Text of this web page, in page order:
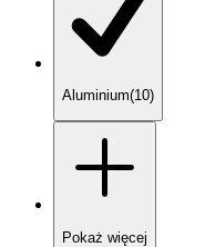
Aluminium(10)
Pokaż więcej